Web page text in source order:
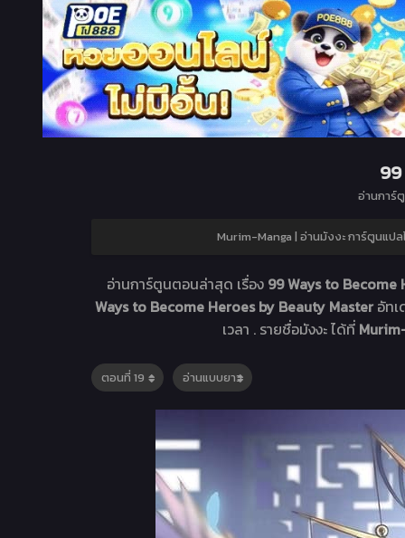
อ่านการ์
Murim-Manga | อ่านมังงะ การ์ตูนแป
อ่านการ์ตูนตอนล่าสุด เรื่อง 99 Ways to
Ways to Become Heroes by Beauty Master อัท
เวลา . รายชื่อมังงะ ได้ที่